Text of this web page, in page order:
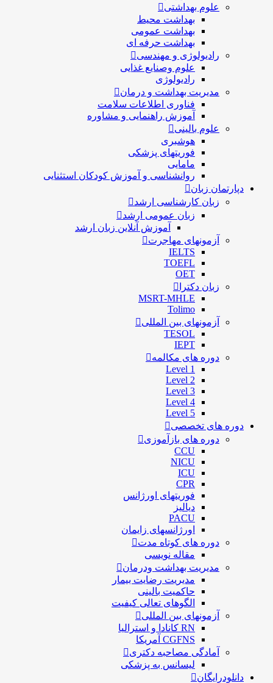
علوم بهداشتی
بهداشت محیط
بهداشت عمومی
بهداشت حرفه ای
رادیولوژی و مهندسی
علوم وصنایع غذایی
رادیولوژی
مدیریت بهداشت و درمان
فناوری اطلاعات سلامت
آموزش راهنمایی و مشاوره
علوم بالینی
هوشبری
فوریتهای پزشکی
مامایی
روانشناسی و آموزش کودکان استثنایی
دپارتمان زبان
زبان کارشناسی ارشد
زبان عمومی ارشد
آموزش آنلاین زبان ارشد
آزمونهای مهاجرت
IELTS
TOEFL
OET
زبان دکترا
MSRT-MHLE
Tolimo
آزمونهای بین المللی
TESOL
IEPT
دوره های مکالمه
Level 1
Level 2
Level 3
Level 4
Level 5
دوره های تخصصی
دوره های بازآموزی
CCU
NICU
ICU
CPR
فوریتهای اورژانس
دیالیز
PACU
اورژانسهای زایمان
دوره های کوتاه مدت
مقاله نویسی
مدیریت بهداشت ودرمان
مديريت رضايت بيمار
حاكميت بالينی
الگوهای تعالی کيفيت
آزمونهای بین المللی
RN کانادا و استرالیا
CGFNS آمریکا
آمادگی مصاحبه دکتری
لیسانس به پزشکی
دانلودرایگان